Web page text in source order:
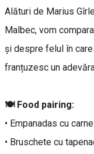
Alături de Marius
Malbec, vom
și despre felul în
franțuzesc un
🍽 Food pairing:
• Empanadas cu carne
• Bruschete cu